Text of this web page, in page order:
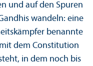
und auf den Spuren
wandeln: eine
benannte
dem Constitution
in dem noch bis